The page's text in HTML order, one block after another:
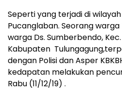
Seperti yang terjadi di
Pucanglaban. Seorang warga
warga Ds. Sumberbendo,
Kabupaten
dengan Polisi dan Asper
kedapatan melakukan
Rabu (11/12/19) .